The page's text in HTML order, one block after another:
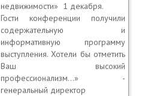
недвижимости» 1 декабря.
Гости конференции получили
содержательную и
информативную программу
выступления. Хотели бы отметить
Ваш высокий
профессионализм…» -
генеральный директор